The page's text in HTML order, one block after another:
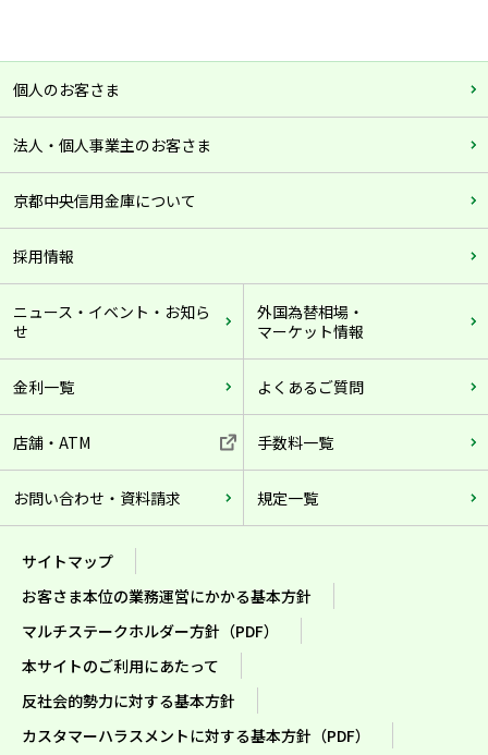
個人のお客さま
法人・個人事業主のお客さま
京都中央信用金庫について
採用情報
ニュース・イベント・お知ら
せ
外国為替相場・
マーケット情報
金利一覧 よくあるご質問
店舗・ATM 手数料一覧
お問い合わせ・資料請求 規定一覧
サイトマップ
お客さま本位の業務運営にかかる基本方針
マルチステークホルダー方針（PDF）
本サイトのご利用にあたって
反社会的勢力に対する基本方針
カスタマーハラスメントに対する基本方針（PDF）